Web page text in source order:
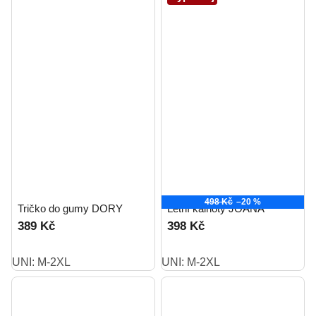
Tričko do gumy DORY
389 Kč
UNI: M-2XL
498 Kč –20 %
Letní kalhoty JOANA
398 Kč
UNI: M-2XL